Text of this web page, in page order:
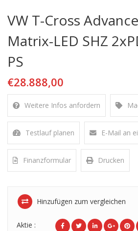
VW T-Cross
Matrix-LED SHZ
PS
€28.888,00
Weitere Infos anfordern
Testlauf planen E-Mail an
Finanzformular Drucken
Hinzufügen zum vergleichen
Aktie :